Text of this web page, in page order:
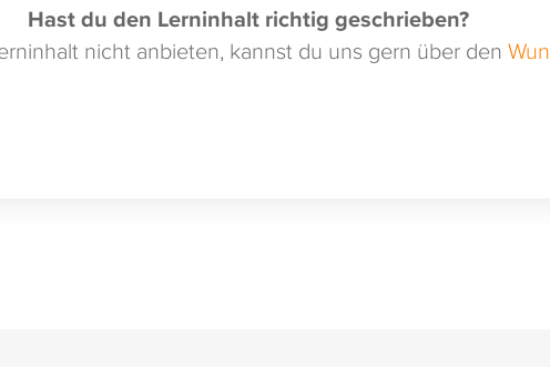
Hast du den Lerninhalt richtig geschrieben?
nicht anbieten, kannst du uns gern über den